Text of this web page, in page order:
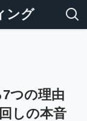
ング
つの理由
しの本音